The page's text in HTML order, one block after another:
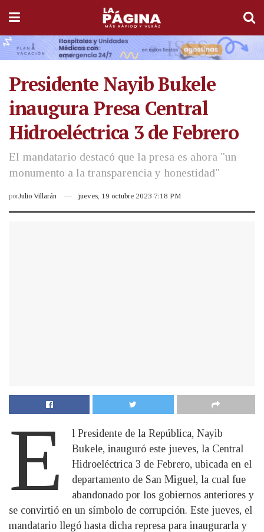
Presidente Nayib Bukele
inaugura Presa Central
Hidroeléctrica 3 de Febrero
El mandatario destacó que la presa es ahora "un
monumento a la transparencia y honestidad"
porJulio Villarán jueves, 19 octubre 2023 7:18 PM
E
l Presidente de la República, Nayib
Bukele, inauguró este jueves, la Central
Hidroeléctrica 3 de Febrero, ubicada en el
departamento de San Miguel, la cual fue
abandonado por los gobiernos anteriores y
se convirtió en un símbolo de corrupción. Este jueves, el
mandatario llegó hasta dicha represa para inaugurarla y